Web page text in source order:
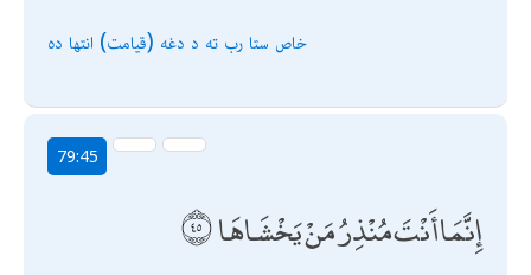
خاص ستا رب ته د دغه (قيامت) انتها ده
79:45
إِنَّمَا أَنْتَ مُنْذِرُ مَنْ يَخْشَاهَا